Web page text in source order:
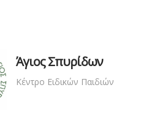
Άγιος Σπυρίδων
Κέντρο Ειδικών Παιδιών